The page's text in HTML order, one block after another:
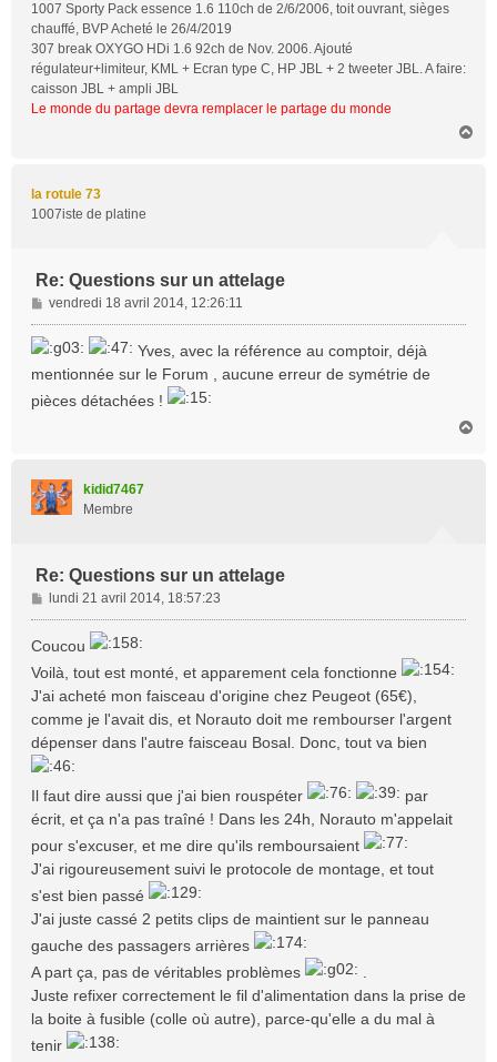
1007 Sporty Pack essence 1.6 110ch de 2/6/2006, toit ouvrant, sièges
chauffé, BVP Acheté le 26/4/2019
307 break OXYGO HDi 1.6 92ch de Nov. 2006. Ajouté
régulateur+limiteur, KML + Ecran type C, HP JBL + 2 tweeter JBL. A faire:
caisson JBL + ampli JBL
Le monde du partage devra remplacer le partage du monde
la rotule 73
1007iste de platine
Re: Questions sur un attelage
M
e
s
a
g
vendredi 18 avril 2014, 12:26:11
Yves, avec la référence au comptoir, déjà
mentionnée sur le Forum , aucune erreur de symétrie de
pièces détachées !
kidid7467
Membre
Re: Questions sur un attelage
M
e
a
g
e
lundi 21 avril 2014, 18:57:23
Coucou
Voilà, tout est monté, et apparement cela fonctionne
J'ai acheté mon faisceau d'origine chez Peugeot (65€),
comme je l'avait dis, et Norauto doit me rembourser l'argent
dépenser dans l'autre faisceau Bosal. Donc, tout va bien
Il faut dire aussi que j'ai bien rouspéter
par
écrit, et ça n'a pas traîné ! Dans les 24h, Norauto m'appelait
pour s'excuser, et me dire qu'ils remboursaient
J'ai rigoureusement suivi le protocole de montage, et tout
s'est bien passé
J'ai juste cassé 2 petits clips de maintient sur le panneau
gauche des passagers arrières
A part ça, pas de véritables problèmes
Juste refixer correctement le fil d'alimentation dans la prise de
la boite à fusible (colle où autre), parce-qu'elle a du mal à
tenir